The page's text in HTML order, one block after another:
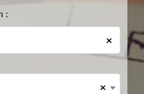
:
×
×